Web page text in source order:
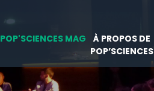
POP'SCIENCES MAG
À PROPOS DE
POP’SCIENCES